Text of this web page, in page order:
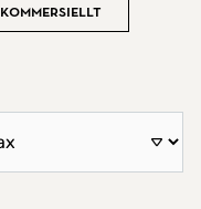
Kommersiellt